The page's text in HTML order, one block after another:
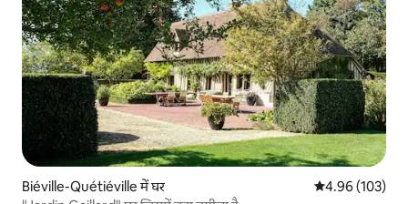
Biéville-Quétiéville में घर औसत रेटिंग 5 में से
4.96 (103)